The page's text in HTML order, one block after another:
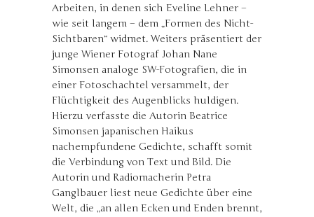
Arbeiten, in denen sich Eveline Lehner –
wie seit langem – dem „Formen des Nicht-
Sichtbaren“ widmet. Weiters präsentiert der
junge Wiener Fotograf Johan Nane
Simonsen analoge SW-Fotografien, die in
einer Fotoschachtel versammelt, der
Flüchtigkeit des Augenblicks huldigen.
Hierzu verfasste die Autorin Beatrice
Simonsen japanischen Haikus
nachempfundene Gedichte, schafft somit
die Verbindung von Text und Bild. Die
Autorin und Radiomacherin Petra
Ganglbauer liest neue Gedichte über eine
Welt, die „an allen Ecken und Enden brennt,